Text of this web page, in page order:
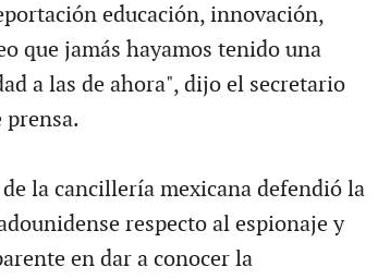
educación, innovación,
que jamás hayamos tenido una
a las de ahora", dijo el secretario
prensa.
la cancillería mexicana defendió la
respecto al espionaje y
en dar a conocer la